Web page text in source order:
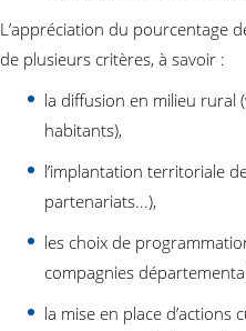
L’appréciation du pourcentage
de plusieurs critères, à savoir :
la diffusion en milieu rural
habitants),
l’implantation territoriale
partenariats...),
les choix de
compagnies
la mise en place